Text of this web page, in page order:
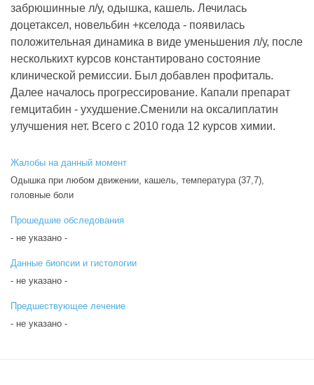
забрюшинные л/у, одышка, кашель. Лечилась
доцетаксел, новельбин +кселода - появилась
положительная динамика в виде уменьшения л/у, после
несколькихт курсов константировано состояние
клинической ремиссии. Был добавлен профиталь.
Далее началось прогрессирование. Капали препарат
гемцитабин - ухудшение.Сменили на оксалиплатин
улучшения нет. Всего с 2010 года 12 курсов химии.
Жалобы на данный момент
Одышка при любом движении, кашель, температура (37,7),
головные боли
Прошедшие обследования
- не указано -
Данные биопсии и гистологии
- не указано -
Предшествующее лечение
- не указано -